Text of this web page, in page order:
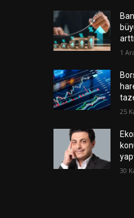
arttı
1
25
30